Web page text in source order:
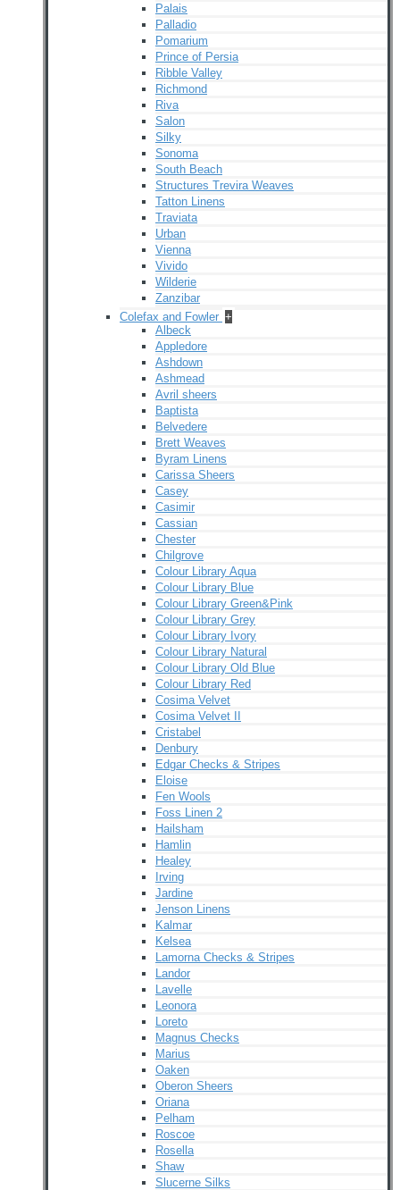
Palais
Palladio
Pomarium
Prince of Persia
Ribble Valley
Richmond
Riva
Salon
Silky
Sonoma
South Beach
Structures Trevira Weaves
Tatton Linens
Traviata
Urban
Vienna
Vivido
Wilderie
Zanzibar
Colefax and Fowler +
Albeck
Appledore
Ashdown
Ashmead
Avril sheers
Baptista
Belvedere
Brett Weaves
Byram Linens
Carissa Sheers
Casey
Casimir
Cassian
Chester
Chilgrove
Colour Library Aqua
Colour Library Blue
Colour Library Green&Pink
Colour Library Grey
Colour Library Ivory
Colour Library Natural
Colour Library Old Blue
Colour Library Red
Cosima Velvet
Cosima Velvet II
Cristabel
Denbury
Edgar Checks & Stripes
Eloise
Fen Wools
Foss Linen 2
Hailsham
Hamlin
Healey
Irving
Jardine
Jenson Linens
Kalmar
Kelsea
Lamorna Checks & Stripes
Landor
Lavelle
Leonora
Loreto
Magnus Checks
Marius
Oaken
Oberon Sheers
Oriana
Pelham
Roscoe
Rosella
Shaw
Slucerne Silks